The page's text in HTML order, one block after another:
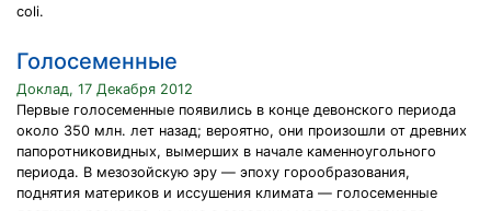
coli.
Голосеменные
Доклад, 17 Декабря 2012
Первые голосеменные появились в конце девонского периода
около 350 млн. лет назад; вероятно, они произошли от древних
папоротниковидных, вымерших в начале каменноугольного
периода. В мезозойскую эру — эпоху горообразования,
поднятия материков и иссушения климата — голосеменные